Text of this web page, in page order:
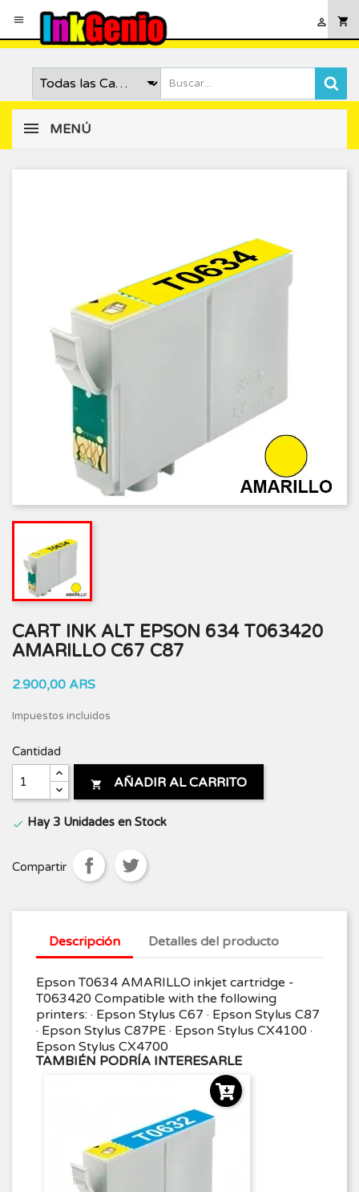
 shopping_cart

MENÚ
CART INK ALT EPSON 634 T063420
AMARILLO C67 C87
2.900,00 ARS
Impuestos incluidos
Cantidad
 AÑADIR AL CARRITO
 Hay 3 Unidades en Stock
Compartir
Descripción Detalles del producto
Epson T0634 AMARILLO inkjet cartridge -
T063420 Compatible with the following
printers: · Epson Stylus C67 · Epson Stylus C87
· Epson Stylus C87PE · Epson Stylus CX4100 ·
Epson Stylus CX4700
TAMBIÉN PODRÍA INTERESARLE